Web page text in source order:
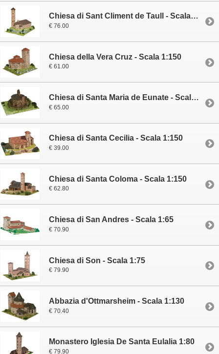
Chiesa di Sant Climent de Taull - Scala 1:80
€ 76.00
Chiesa della Vera Cruz - Scala 1:150
€ 61.00
Chiesa di Santa Maria de Eunate - Scala 1:150
€ 65.00
Chiesa di Santa Cecilia - Scala 1:150
€ 39.00
Chiesa di Santa Coloma - Scala 1:150
€ 62.80
Chiesa di San Andres - Scala 1:65
€ 70.90
Chiesa di Son - Scala 1:75
€ 79.90
Abbazia d'Ottmarsheim - Scala 1:130
€ 70.40
Monastero Iglesia De Santa Eulalia 1:80
€ 79.90